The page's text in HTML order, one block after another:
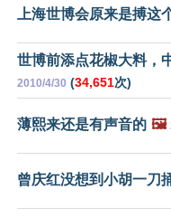
上海世博会原来是搏这
世博前添点花椒大料，
2010/4/30 (34,651次)
薄熙来还是有声音的 🖼️
曾庆红没想到小胡一刀